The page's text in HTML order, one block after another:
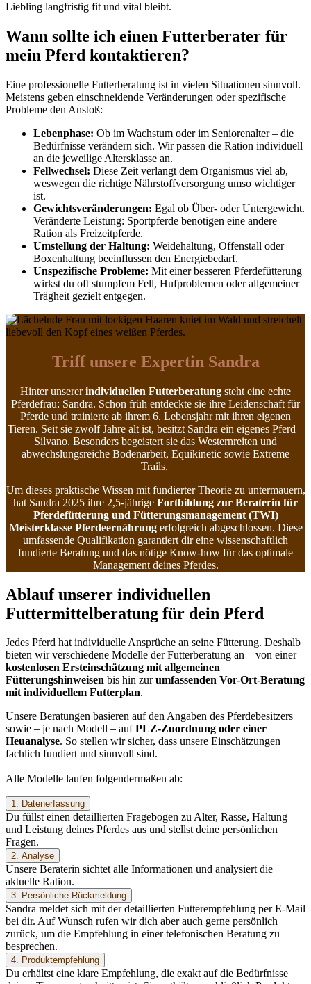
Liebling langfristig fit und vital bleibt.
Wann sollte ich einen Futterberater für
mein Pferd kontaktieren?
Eine professionelle Futterberatung ist in vielen Situationen sinnvoll.
Meistens geben einschneidende Veränderungen oder spezifische
Probleme den Anstoß:
Lebenphase: Ob im Wachstum oder im Seniorenalter – die
Bedürfnisse verändern sich. Wir passen die Ration individuell
an die jeweilige Altersklasse an.
Fellwechsel: Diese Zeit verlangt dem Organismus viel ab,
weswegen die richtige Nährstoffversorgung umso wichtiger
ist.
Gewichtsveränderungen: Egal ob Über- oder Untergewicht.
Veränderte Leistung: Sportpferde benötigen eine andere
Ration als Freizeitpferde.
Umstellung der Haltung: Weidehaltung, Offenstall oder
Boxenhaltung beeinflussen den Energiebedarf.
Unspezifische Probleme: Mit einer besseren Pferdefütterung
wirkst du oft stumpfem Fell, Hufproblemen oder allgemeiner
Trägheit gezielt entgegen.
Triff unsere Expertin Sandra
Hinter unsererindividuellen Futterberatung steht eine echte
Pferdefrau: Sandra. Schon früh entdeckte sie ihre Leidenschaft für
Pferde und trainierte ab ihrem 6. Lebensjahr mit ihren eigenen
Tieren. Seit sie zwölf Jahre alt ist, besitzt Sandra ein eigenes Pferd –
Silvano. Besonders begeistert sie das Westernreiten und
abwechslungsreiche Bodenarbeit, Equikinetic sowie Extreme
Trails.
Um dieses praktische Wissen mit fundierter Theorie zu untermauern,
hat Sandra 2025 ihre 2,5-jährige Fortbildung zur Beraterin für
Pferdefütterung und Fütterungsmanagement (TWI)
Meisterklasse Pferdeernährungerfolgreich abgeschlossen. Diese
umfassende Qualifikation garantiert dir eine wissenschaftlich
fundierte Beratung und das nötige Know-how für das optimale
Management deines Pferdes.
Ablauf unserer individuellen
Futtermittelberatung für dein Pferd
Jedes Pferd hat individuelle Ansprüche an seine Fütterung. Deshalb
bieten wir verschiedene Modelle der Futterberatung an – von einer
kostenlosen Ersteinschätzung mit allgemeinen
Fütterungshinweisen bis hin zurumfassenden Vor-Ort-Beratung
mit individuellem Futterplan.
Unsere Beratungen basieren auf den Angaben des Pferdebesitzers
sowie – je nach Modell – aufPLZ-Zuordnung oder einer
Heuanalyse. So stellen wir sicher, dass unsere Einschätzungen
fachlich fundiert und sinnvoll sind.
Alle Modelle laufen folgendermaßen ab:
1. Datenerfassung
Du füllst einen detaillierten Fragebogen zu Alter, Rasse, Haltung
und Leistung deines Pferdes aus und stellst deine persönlichen
Fragen.
2. Analyse
Unsere Beraterin sichtet alle Informationen und analysiert die
aktuelle Ration.
3. Persönliche Rückmeldung
Sandra meldet sich mit der detaillierten Futterempfehlung per E-Mail
bei dir. Auf Wunsch rufen wir dich aber auch gerne persönlich
zurück, um die Empfehlung in einer telefonischen Beratung zu
besprechen.
4. Produktempfehlung
Du erhältst eine klare Empfehlung, die exakt auf die Bedürfnisse